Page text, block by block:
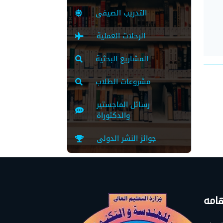
التدريب الصيفى
الرحلات العملية
المشاريع البحثية
مشروعات الطلاب
رسائل الماجستير
والدكتوراة
جوائز النشر الدولى